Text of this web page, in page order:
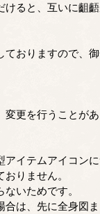
けると、互いに齟
ておりますので、
変更を行うことが
アイテムアイコン
りません。
いためです。
合は、先に全身図